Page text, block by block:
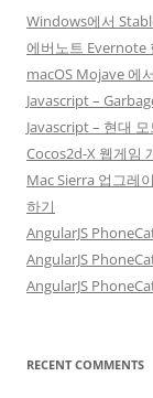
Windows에서
에버노트 Evernote
macOS Mojave 에
Javascript –
Javascript – 현대
Cocos2d-X 웹게임
Mac Sierra 업그레
하기
AngularJS
AngularJS
AngularJS
RECENT COMMENTS